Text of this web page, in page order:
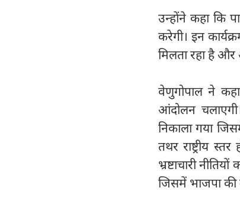
उन्होंने कहा कि
करेगी। इन
मिलता रहा है और
वेणुगोपाल ने
आंदोलन
निकाला गया
तथर राष्ट्रीय
भ्रष्टाचारी
जिसमें भाजपा की